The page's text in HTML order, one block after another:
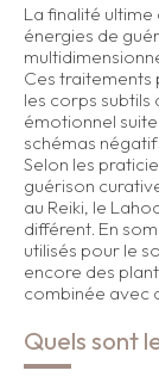
La finalité ultime
énergies de
Ces traitements
les corps subtils
émotionnel
schémas
Selon les
guérison
au Reiki, le
différent. En
utilisés pour le
encore des
combinée avec
Quels sont